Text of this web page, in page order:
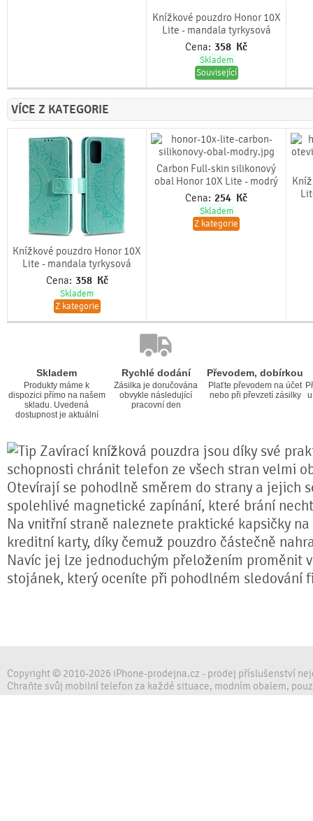
Knížkové pouzdro Honor 10X
Lite - mandala tyrkysová
Cena: 358 Kč
Skladem
Související
VÍCE Z KATEGORIE
Knížkové pouzdro Honor 10X
Lite - mandala tyrkysová
Cena: 358 Kč
Skladem
Z kategorie
Carbon Full-skin silikonový
obal Honor 10X Lite - modrý
Cena: 254 Kč
Skladem
Z kategorie
Skladem
Produkty máme k
dispozici přímo na našem
skladu. Uvedená
dostupnost je aktuální
Rychlé dodání
Zásilka je doručována
obvykle následující
pracovní den
Převodem, dobírkou
Plaťte převodem na účet
nebo při převzetí zásilky
Zavírací knížková pouzdra jsou díky své
schopnosti chránit telefon ze všech stran velmi
Otevírají se pohodlně směrem do strany a jejich
spolehlivé magnetické zapínání, které brání
Na vnitřní straně naleznete praktické kapsičky na
kreditní karty, díky čemuž pouzdro částečně
Navíc jej lze jednoduchým přeložením proměnit
stojánek, který oceníte při pohodlném sledování
Copyright © 2010-2026 iPhone-prodejna.cz - prodej příslušenství
Chraňte svůj mobilní telefon za každé situace, modním obalem,